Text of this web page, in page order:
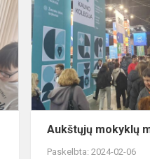
diena
Aukštųjų mokyklų
Paskelbta: 2024-02-06